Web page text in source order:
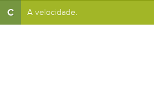
C A velocidade.